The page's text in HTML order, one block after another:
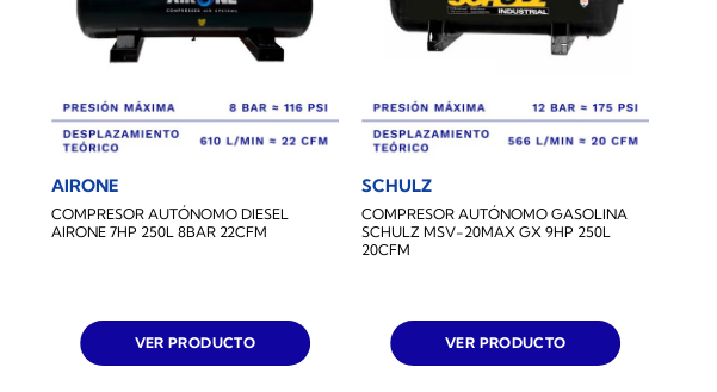
AIRONE
COMPRESOR AUTÓNOMO DIESEL
AIRONE 7HP 250L 8BAR 22CFM
VER PRODUCTO
SCHULZ
COMPRESOR AUTÓNOMO GASOLINA
SCHULZ MSV-20MAX GX 9HP 250L
20CFM
VER PRODUCTO